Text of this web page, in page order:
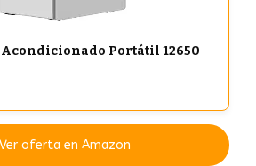
Acondicionado Portátil 12650
oferta en Amazon